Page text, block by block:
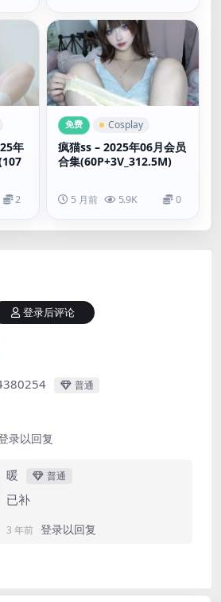
年
2
免费 Cosplay
疯猫ss – 2025年06月会员
合集(60P+3V_312.5M)
5 月前 5.9K 0
登录后评论
普通
录以回复
暖 普通
已补
3 年前 登录以回复